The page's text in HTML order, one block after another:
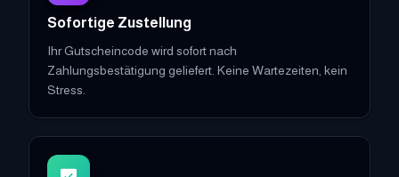
Sofortige Zustellung
Ihr Gutscheincode wird sofort nach
Zahlungsbestätigung geliefert. Keine Wartezeiten, kein
Stress.